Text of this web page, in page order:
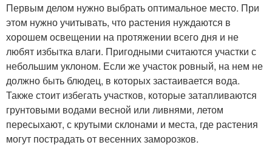
Первым делом нужно выбрать оптимальное место. При
этом нужно учитывать, что растения нуждаются в
хорошем освещении на протяжении всего дня и не
любят избытка влаги. Пригодными считаются участки с
небольшим уклоном. Если же участок ровный, на нем не
должно быть блюдец, в которых застаивается вода.
Также стоит избегать участков, которые затапливаются
грунтовыми водами весной или ливнями, летом
пересыхают, с крутыми склонами и места, где растения
могут пострадать от весенних заморозков.